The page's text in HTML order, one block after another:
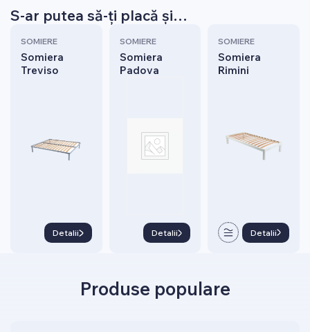
S-ar putea să-ți placă și…
SOMIERE
Somiera
Treviso
Detalii
SOMIERE
Somiera
Padova
Detalii
SOMIERE
Somiera
Rimini
Detalii
Produse populare